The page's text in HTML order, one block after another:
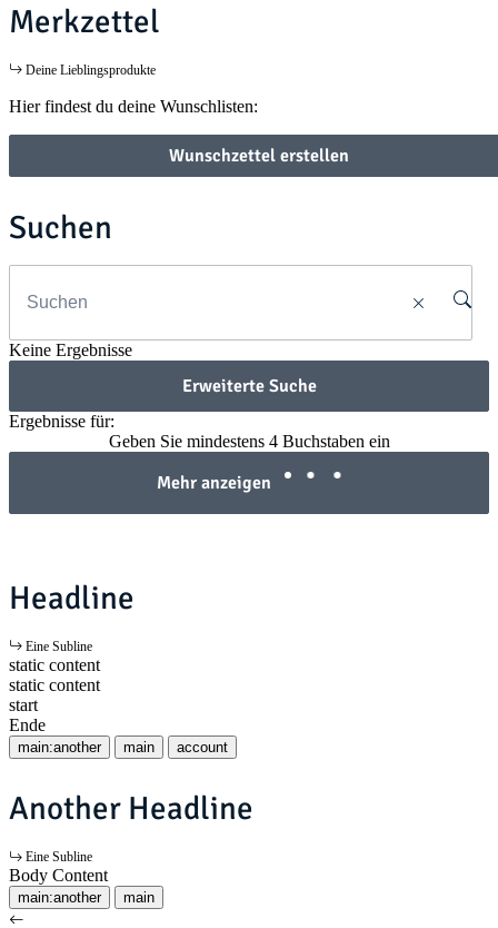
Merkzettel
Deine Lieblingsprodukte
Hier findest du deine Wunschlisten:
Wunschzettel erstellen
Suchen
Keine Ergebnisse
Erweiterte Suche
Ergebnisse für:
Geben Sie mindestens 4 Buchstaben ein
Mehr anzeigen
Headline
Eine Subline
static content
static content
start
Ende
main:another main account
Another Headline
Eine Subline
Body Content
main:another main